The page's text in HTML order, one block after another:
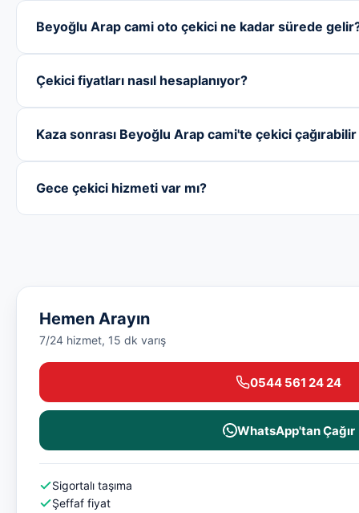
Beyoğlu Arap cami oto çekici ne kadar sürede
Çekici fiyatları nasıl hesaplanıyor?
Kaza sonrası Beyoğlu Arap cami'te çekici
Gece çekici hizmeti var mı?
Hemen Arayın
7/24 hizmet, 15 dk varış
0544 561 24 24
WhatsApp'tan Çağır
Sigortalı taşıma
Şeffaf fiyat